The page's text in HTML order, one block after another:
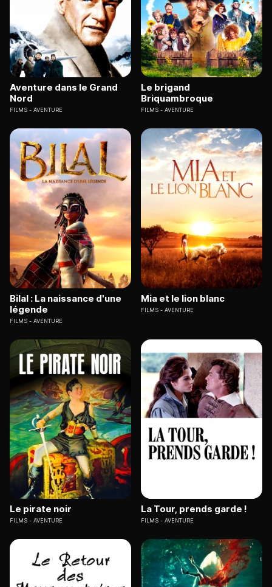
Aventure dans le Grand
Nord
FILMS AVENTURE
Le brigand
Briquambroque
FILMS AVENTURE
Bilal : La naissance d'une
légende
FILMS AVENTURE
Mia et le lion blanc
FILMS AVENTURE
Le pirate noir
FILMS AVENTURE
La Tour, prends garde !
FILMS AVENTURE